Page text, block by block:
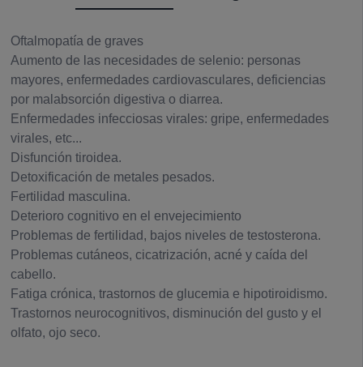
Oftalmopatía de graves
Aumento de las necesidades de selenio: personas
mayores, enfermedades cardiovasculares, deficiencias
por malabsorción digestiva o diarrea.
Enfermedades infecciosas virales: gripe, enfermedades
virales, etc...
Disfunción tiroidea.
Detoxificación de metales pesados.
Fertilidad masculina.
Deterioro cognitivo en el envejecimiento
Problemas de fertilidad, bajos niveles de testosterona.
Problemas cutáneos, cicatrización, acné y caída del
cabello.
Fatiga crónica, trastornos de glucemia e hipotiroidismo.
Trastornos neurocognitivos, disminución del gusto y el
olfato, ojo seco.